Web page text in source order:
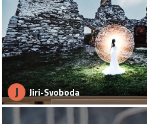
J Jiri-Svoboda